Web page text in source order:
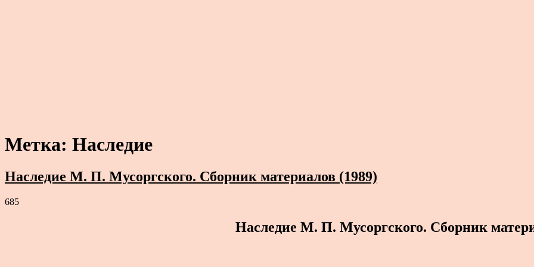
Метка: Наследие
Наследие М. П. Мусоргского. Сборник материалов (1989)
685
Наследие М. П. Мусоргского. Сборник